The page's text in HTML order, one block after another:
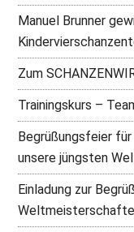
Manuel Brunner
Zum
Trainingskurs –
Begrüßungsfeier für
unsere jüngsten
Einladung zur